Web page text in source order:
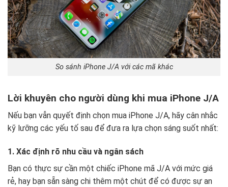
So sánh iPhone J/A với các mã khác
Lời khuyên cho người dùng khi mua iPhone J/A
Nếu bạn vẫn quyết định chọn mua iPhone J/A, hãy cân nhắc
kỹ lưỡng các yếu tố sau để đưa ra lựa chọn sáng suốt nhất:
1. Xác định rõ nhu cầu và ngân sách
Bạn có thực sự cần một chiếc iPhone mã J/A với mức giá
rẻ, hay bạn sẵn sàng chi thêm một chút để có được sự an